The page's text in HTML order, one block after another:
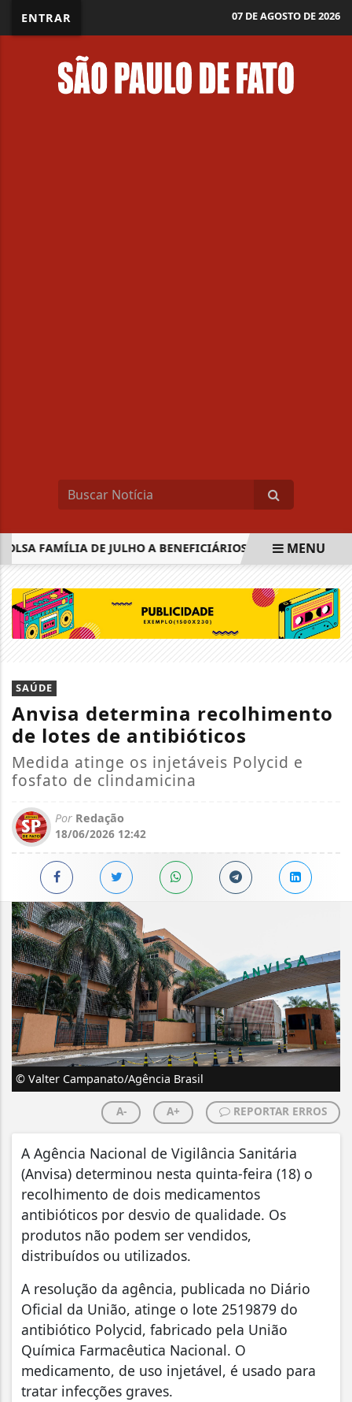
ENTRAR 07 DE AGOSTO DE 2026
FAMÍLIA DE JULHO A BENEFICIÁRIOS COM NIS DE FINAL 9
MENU
SAÚDE
Anvisa determina recolhimento
de lotes de antibióticos
Medida atinge os injetáveis Polycid e
fosfato de clindamicina
Por Redação
18/06/2026 12:42
© Valter Campanato/Agência Brasil
A- A+ REPORTAR ERROS
A Agência Nacional de Vigilância Sanitária
(Anvisa) determinou nesta quinta-feira (18) o
recolhimento de dois medicamentos
antibióticos por desvio de qualidade. Os
produtos não podem ser vendidos,
distribuídos ou utilizados.
A resolução da agência, publicada no Diário
Oficial da União, atinge o lote 2519879 do
antibiótico Polycid, fabricado pela União
Química Farmacêutica Nacional. O
medicamento, de uso injetável, é usado para
tratar infecções graves.